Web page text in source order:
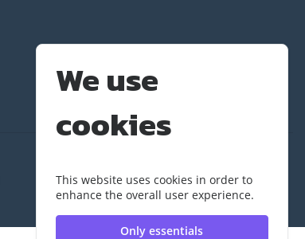
We use
cookies
This website uses cookies in order to
enhance the overall user experience.
Only essentials